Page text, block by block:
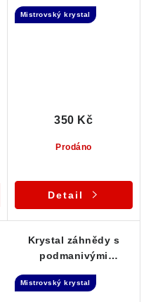
Mistrovský krystal
Prodáno
350 Kč
Detail
Krystal záhnědy s
podmanivými
Náznak Elestialu
Mistrovský krystal